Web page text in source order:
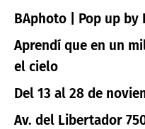
BAphoto | Pop up by
Aprendí que en un
el cielo
Del 13 al 28 de
Av. del Libertador